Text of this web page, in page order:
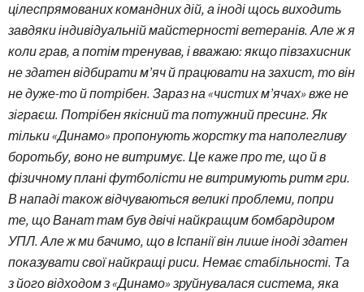
цілеспрямованих командних дій, а іноді щось виходить
завдяки індивідуальній майстерності ветеранів. Але ж я
коли грав, а потім тренував, і вважаю: якщо півзахисник
не здатен відбирати м’яч й працювати на захист, то він
не дуже-то й потрібен. Зараз на «чистих м’ячах» вже не
зіграєш. Потрібен якісний та потужний пресинг. Як
тільки «Динамо» пропонують жорстку та наполегливу
боротьбу, воно не витримує. Це каже про те, що й в
фізичному плані футболісти не витримують ритм гри.
В нападі також відчуваються великі проблеми, попри
те, що Ванат там був двічі найкращим бомбардиром
УПЛ. Але ж ми бачимо, що в Іспанії він лише іноді здатен
показувати свої найкращі риси. Немає стабільності. Та
з його відходом з «Динамо» зруйнувалася система, яка